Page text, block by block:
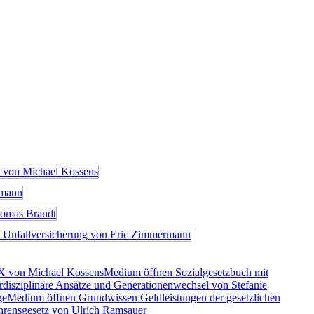
von Michael KossensMedium öffnen Sozialgesetzbuch mit
Ansätze und Generationenwechsel von Stefanie
Medium öffnen Grundwissen Geldleistungen der gesetzlichen
von Ulrich Ramsauer